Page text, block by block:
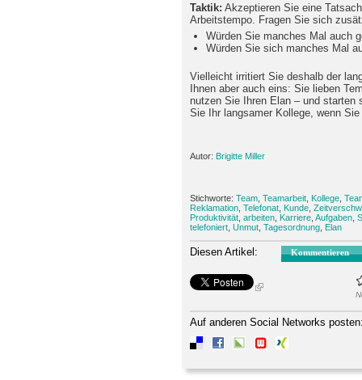
Taktik: Akzeptieren Sie eine
Arbeitstempo. Fragen Sie sich
Würden Sie manches Mal auch
Würden Sie sich manches Mal
Vielleicht irritiert Sie deshalb der
Ihnen aber auch eins: Sie lieben
nutzen Sie Ihren Elan – und starten
Sie Ihr langsamer Kollege, wenn
Autor: Brigitte Miller
Stichworte: Team Teamarbeit Kollege
Reklamation Telefonat Kunde
Produktivität arbeiten Karriere Aufgaben
telefoniert Unmut Tagesordnung Elan
Diesen Artikel: Kommentieren
Auf anderen Social Networks